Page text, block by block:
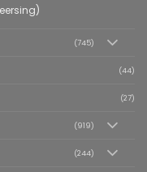
(745)
(44)
(27)
(919)
(244)